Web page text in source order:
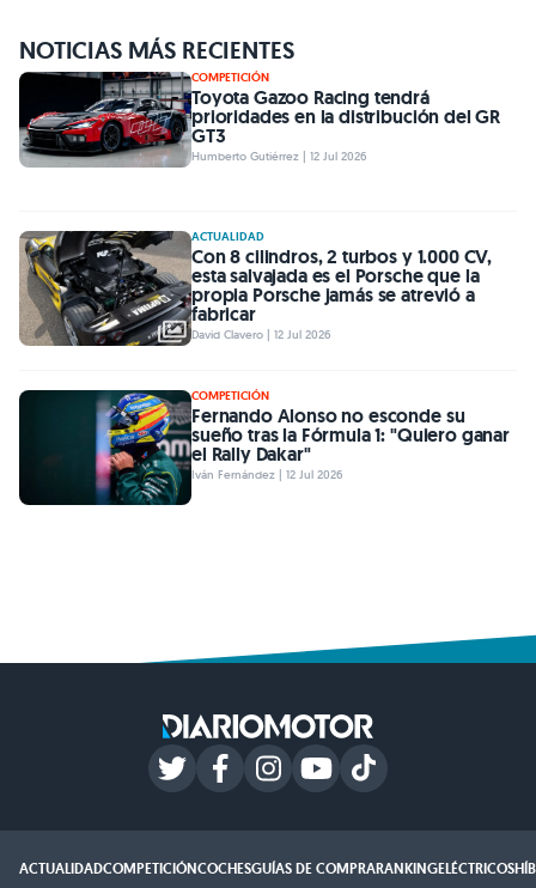
NOTICIAS MÁS RECIENTES
COMPETICIÓN
Toyota Gazoo Racing tendrá
prioridades en la distribución del GR
GT3
Humberto Gutiérrez | 12 Jul 2026
ACTUALIDAD
Con 8 cilindros, 2 turbos y 1.000 CV,
esta salvajada es el Porsche que la
propia Porsche jamás se atrevió a
fabricar
David Clavero | 12 Jul 2026
COMPETICIÓN
Fernando Alonso no esconde su
sueño tras la Fórmula 1: "Quiero ganar
el Rally Dakar"
Iván Fernández | 12 Jul 2026
ACTUALIDADCOMPETICIÓNCOCHESGUÍAS DE COMPRARANKINGELÉCTRICOS